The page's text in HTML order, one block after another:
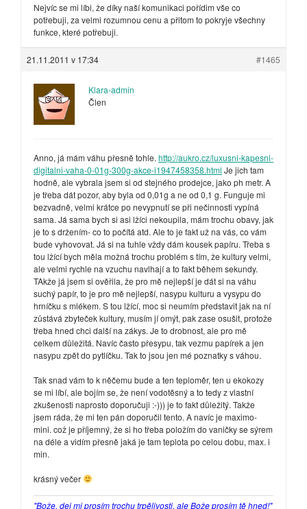
Nejvíc se mi líbi, že díky naší komunikaci pořídim vše co
potřebuji, za velmi rozumnou cenu a přitom to pokryje všechny
funkce, které potřebuji.
21.11.2011 v 17:34 #1465
Klara-admin
Člen
Anno, já mám váhu přesně tohle. http://aukro.cz/luxusni-kapesni-
digitalni-vaha-0-01g-300g-akce-i1947458358.html Je jich tam
hodně, ale vybrala jsem si od stejného prodejce, jako ph metr. A
je třeba dát pozor, aby byla od 0,01g a ne od 0,1 g. Funguje mi
bezvadně, velmi krátce po nevypnutí se při nečinnosti vypíná
sama. Já sama bych si asi lžíci nekoupila, mám trochu obavy, jak
je to s držením- co to počítá atd. Ale to je fakt už na vás, co vám
bude vyhovovat. Já si na tuhle vždy dám kousek papíru. Třeba s
tou lžící bych měla možná trochu problém s tím, že kultury velmi,
ale velmi rychle na vzuchu navlhají a to fakt během sekundy.
TAkže já jsem si ověřila, že pro mě nejlepší je dát si na váhu
suchý papír, to je pro mě nejlepší, nasypu kulturu a vysypu do
hrníčku s mlékem. S tou lžící, moc si neumím představit jak na ní
zůstává zbyteček kultury, musím jí omýt, pak zase osušit, protože
třeba hned chci další na zákys. Je to drobnost, ale pro mě
celkem důležitá. Navíc často přesypu, tak vezmu papírek a jen
nasypu zpět do pytlíčku. Tak to jsou jen mé poznatky s váhou.
Tak snad vám to k něčemu bude a ten teploměr, ten u ekokozy
se mi líbí, ale bojím se, že není vodotěsný a to tedy z vlastní
zkušenosti naprosto doporučuji :-))) je to fakt důležitý. Takže
jsem ráda, že mi ten pán doporučil tento. A navíc je maximo-
mini. což je příjemný, že si ho třeba položím do vaničky se sýrem
na déle a vidím přesně jaká je tam teplota po celou dobu, max. i
min.
krásný večer
"Bože, dej mi prosím trochu trpělivosti, ale Bože prosím tě hned!"